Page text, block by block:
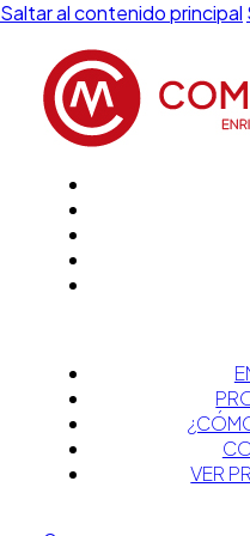
Saltar al contenido principal
VER